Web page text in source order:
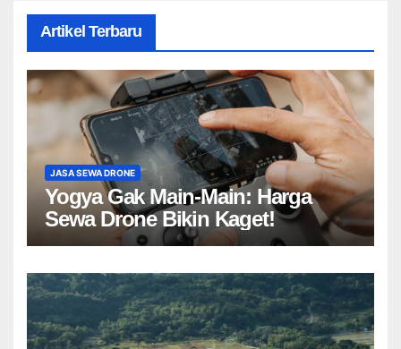
Artikel Terbaru
JASA SEWA DRONE
Yogya Gak Main-Main: Harga
Sewa Drone Bikin Kaget!